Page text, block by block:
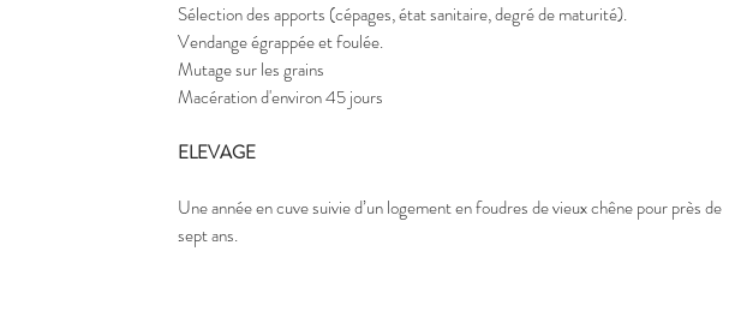
Sélection des apports (cépages, état sanitaire, degré de maturité).
Vendange égrappée et foulée.
Mutage sur les grains
Macération d'environ 45 jours
ELEVAGE
Une année en cuve suivie d’un logement en foudres de vieux chêne pour près de
sept ans.